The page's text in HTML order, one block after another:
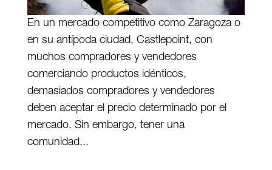
En un mercado competitivo como Zaragoza o
en su antípoda ciudad, Castlepoint, con
muchos compradores y vendedores
comerciando productos idénticos,
demasiados compradores y vendedores
deben aceptar el precio determinado por el
mercado. Sin embargo, tener una
comunidad...